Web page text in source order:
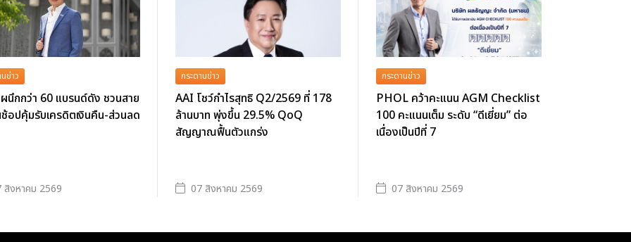
ข่าว
นึกกว่า 60 แบรนด์ดัง ชวนสาย
อปคุ้มรับเครดิตเงินคืน-ส่วนลด
สิงหาคม 2569
กระดานข่าว
AAI โชว์กำไรสุทธิ Q2/2569 ที่ 178
ล้านบาท พุ่งขึ้น 29.5% QoQ
สัญญาณฟื้นตัวแกร่ง
07 สิงหาคม 2569
กระดานข่าว
PHOL คว้าคะแนน AGM Checklist
100 คะแนนเต็ม ระดับ “ดีเยี่ยม” ต่อ
เนื่องเป็นปีที่ 7
07 สิงหาคม 2569